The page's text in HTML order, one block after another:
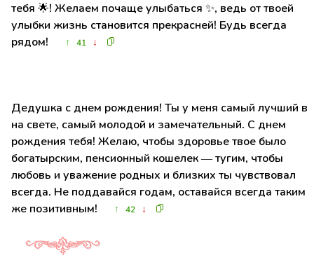
тебя 🌟! Желаем почаще улыбаться ✨, ведь от твоей
улыбки жизнь становится прекрасней! Будь всегда
рядом!
↑ 41 ↓
Дедушка с днем рождения! Ты у меня самый лучший в
на свете, самый молодой и замечательный. С днем
рождения тебя! Желаю, чтобы здоровье твое было
богатырским, пенсионный кошелек — тугим, чтобы
любовь и уважение родных и близких ты чувствовал
всегда. Не поддавайся годам, оставайся всегда таким
же позитивным!
↑ 42 ↓